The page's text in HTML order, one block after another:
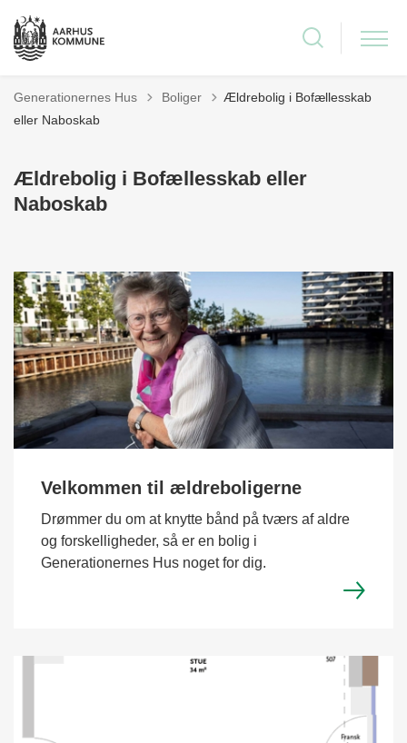
Generationernes Hus Tilbage til
Boliger
Ældrebolig i Bofællesskab
eller Naboskab
Ældrebolig i Bofællesskab eller
Naboskab
Velkommen til ældreboligerne
Drømmer du om at knytte bånd på tværs af aldre
og forskelligheder, så er en bolig i
Generationernes Hus noget for dig.